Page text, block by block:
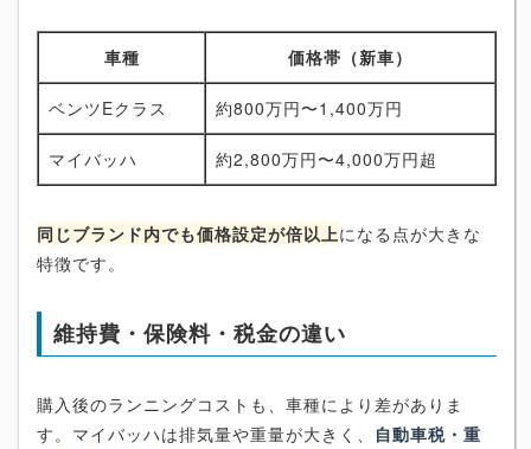
車種 価格帯（新車）
ベンツEクラス 約800万円〜1,400万円
マイバッハ 約2,800万円〜4,000万円超
同じブランド内でも価格設定が倍以上になる点が大きな
特徴です。
維持費・保険料・税金の違い
購入後のランニングコストも、車種により差がありま
す。マイバッハは排気量や重量が大きく、 自動車税・重